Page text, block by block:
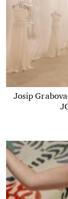
Josip